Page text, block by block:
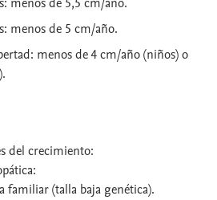
menos de 5 cm/año.
menos de 4 cm/año (niños) o
del crecimiento:
familiar (talla baja genética).